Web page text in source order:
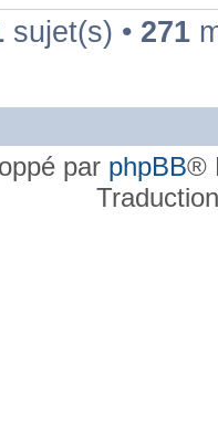
sujet(s) • 271
par phpBB®